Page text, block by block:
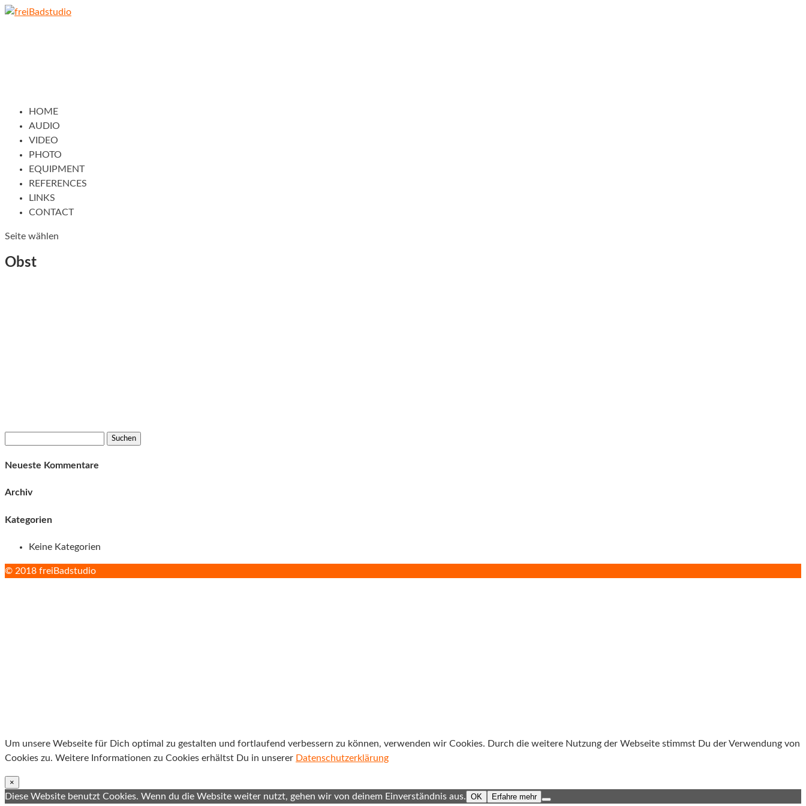
HOME
AUDIO
VIDEO
PHOTO
EQUIPMENT
REFERENCES
LINKS
CONTACT
Seite wählen
Obst
Neueste Kommentare
Archiv
Kategorien
Keine Kategorien
© 2018 freiBadstudio
Um unsere Webseite für Dich optimal zu gestalten und fortlaufend verbessern zu können, verwenden wir Cookies. Durch die weitere Nutzung der Webseite stimmst Du der Verwendung von
Cookies zu. Weitere Informationen zu Cookies erhältst Du in unserer Datenschutzerklärung
×
Diese Website benutzt Cookies. Wenn du die Website weiter nutzt, gehen wir von deinem Einverständnis aus. OK Erfahre mehr